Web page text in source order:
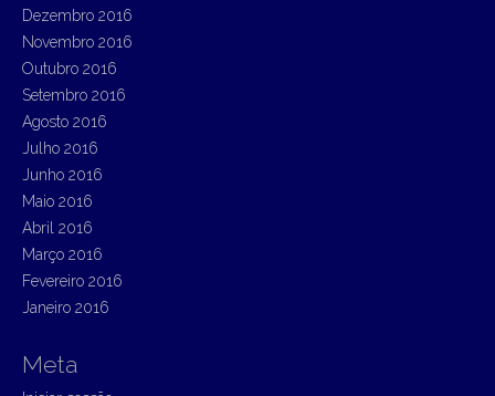
Dezembro 2016
Novembro 2016
Outubro 2016
Setembro 2016
Agosto 2016
Julho 2016
Junho 2016
Maio 2016
Abril 2016
Março 2016
Fevereiro 2016
Janeiro 2016
Meta